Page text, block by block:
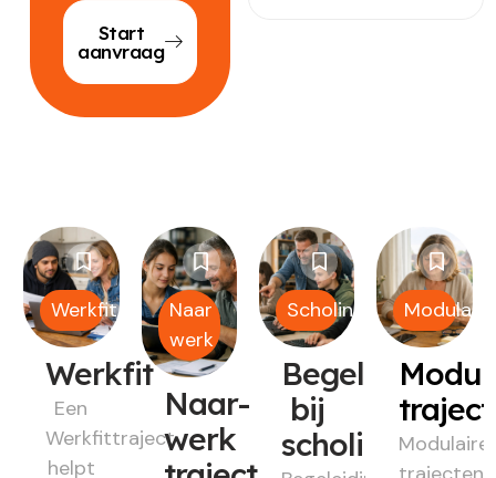
Start
aanvraag
Werkfit
Werkfit
Een
Werkfittraject
helpt
Naar
werk
Naar-
werk
Scholing
Begeleiding
bij
scholing
Modulair
Modulaire